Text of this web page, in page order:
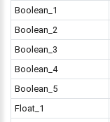
Boolean_1
Boolean_2
Boolean_3
Boolean_4
Boolean_5
Float_1